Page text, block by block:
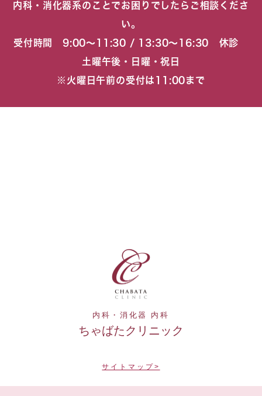
内科・消化器系のことでお困りでしたらご相談くださ
い。
受付時間 9:00〜11:30 / 13:30〜16:30 休診
土曜午後・日曜・祝日
※火曜日午前の受付は11:00まで
内科・消化器 内科
ちゃばたクリニック
サイトマップ>